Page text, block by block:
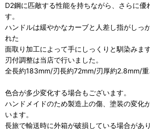
D2鋼に匹敵する性能を持ちながら、さらに優
す。
ハンドルは緩やかなカーブと人差し指がしっ
れた
面取り加工によって手にしっくりと馴染みます
刃付調整は当店で行いました。
全長約183mm/刃長約72mm/刃厚約2.8mm/
色合が多少変化する場合もございます。
ハンドメイドのため製造上の傷、塗装の変化
います。
長旅で輸送時に外箱が破損している場合があ